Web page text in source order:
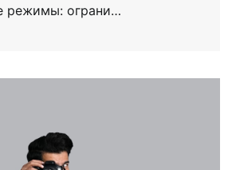
режимы: ограни…